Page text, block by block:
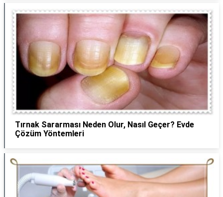
Tırnak Sararması Neden Olur, Nasıl Geçer? Evde
Çözüm Yöntemleri